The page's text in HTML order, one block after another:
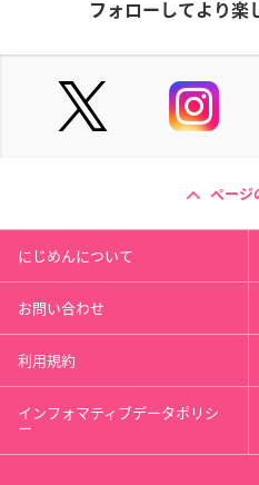
フォローしてより楽
ページ
にじめんについて
お問い合わせ
利用規約
インフォマティブデータポリシ
ー